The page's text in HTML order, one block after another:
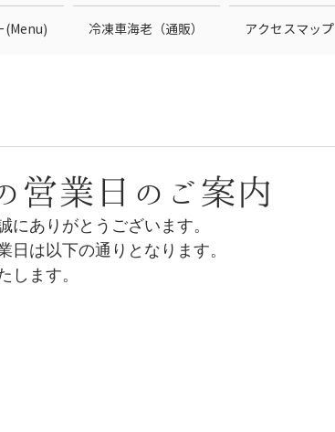
(Menu) 冷凍車海老（通販） アクセスマップ
の営業日のご案内
にありがとうございます。
日は以下の通りとなります。
します。